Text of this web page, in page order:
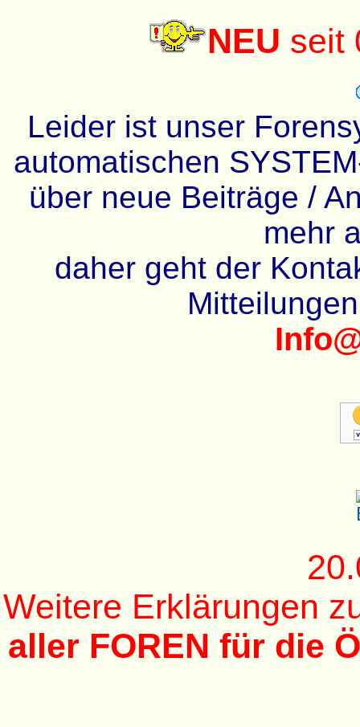
NEU seit
Leider ist unser
automatischen
über neue Beiträge /
mehr
daher geht der
Weitere Erklärungen
aller FOREN für die